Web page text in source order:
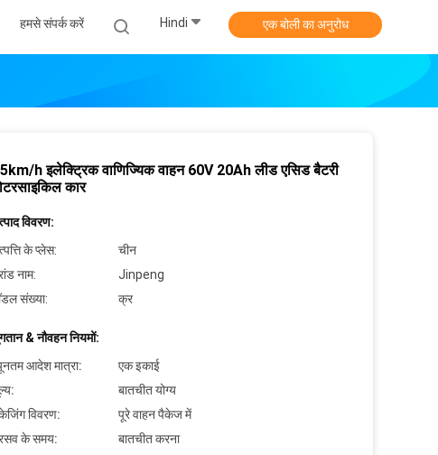
हमसे संपर्क करें Hindi एक बोली का अनुरोध
h इलेक्ट्रिक वाणिज्यिक वाहन 60V 20Ah लीड एसिड बैटरी
कार
विवरण:
के प्लेस:
चीन
नाम:
Jinpeng
संख्या:
क्र
& नौवहन नियमों:
आदेश मात्रा:
एक इकाई
बातचीत योग्य
विवरण:
पूरे वाहन पैकेज में
के समय:
बातचीत करना